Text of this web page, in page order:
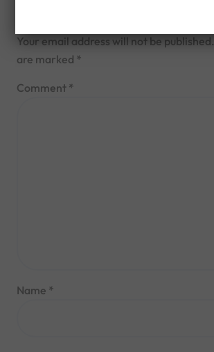
Your email address will not be published.
are marked *
Comment *
Name *